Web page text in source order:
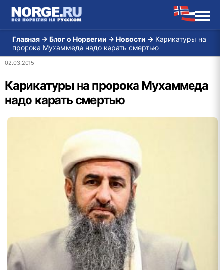
Главная → Блог о Норвегии → Новости → Карикатуры на
пророка Мухаммеда надо карать смертью
02.03.2015
Карикатуры на пророка Мухаммеда
надо карать смертью